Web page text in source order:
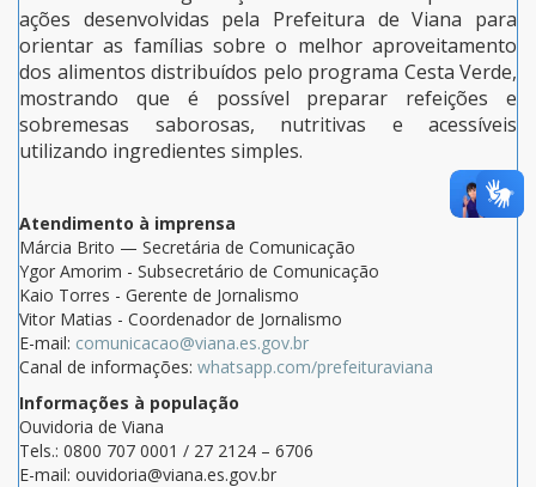
ações desenvolvidas pela Prefeitura de Viana para
orientar as famílias sobre o melhor aproveitamento
dos alimentos distribuídos pelo programa Cesta Verde,
mostrando que é possível preparar refeições e
sobremesas saborosas, nutritivas e acessíveis
utilizando ingredientes simples.
Atendimento à imprensa
Márcia Brito — Secretária de Comunicação
Ygor Amorim - Subsecretário de Comunicação
Kaio Torres - Gerente de Jornalismo
Vitor Matias - Coordenador de Jornalismo
E-mail: comunicacao@viana.es.gov.br
Canal de informações: whatsapp.com/prefeituraviana
Informações à população
Ouvidoria de Viana
Tels.: 0800 707 0001 / 27 2124 – 6706
E-mail: ouvidoria@viana.es.gov.br